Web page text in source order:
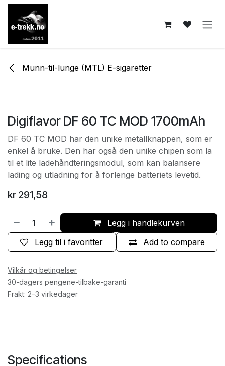
Skip to Content
Munn-til-lunge (MTL) E-sigaretter
Digiflavor DF 60 TC MOD 1700mAh
DF 60 TC MOD har den unike metallknappen, som er
enkel å bruke. Den har også den unike chipen som la
til et lite ladehåndteringsmodul, som kan balansere
lading og utladning for å forlenge batteriets levetid.
kr 291,58
Legg i handlekurven
Add to compare
Legg til i favoritter
Vilkår og betingelser
30-dagers pengene-tilbake-garanti
Frakt: 2–3 virkedager
Specifications